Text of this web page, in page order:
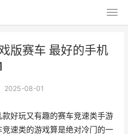
版赛车 最好的手机
2025-08-01
好玩又有趣的赛车竞速类手游
速类的游戏算是绝对冷门的一